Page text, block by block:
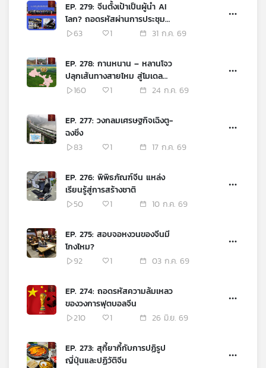
แผนที่
เครือ
EP. 279: จีนตั้งเป้าเป็นผู้นำ AI
โลก? ถอดรหัสผ่านการประชุม
WAIC 2026
63 1 31 ก.ค. 69
EP. 278: กานหนาน – หลานโจว
ปลุกเส้นทางสายไหม สู่โมเดล
เปลี่ยนนิเวศและเศรษฐกิจยุคใหม่
160 1 24 ก.ค. 69
EP. 277: วงกลมเศรษฐกิจเฉิงตู-
ฉงชิ่ง
83
1 17 ก.ค. 69
EP. 276: พิพิธภัณฑ์จีน แหล่ง
เรียนรู้สู่การสร้างชาติ
50
1 10 ก.ค. 69
EP. 275: สอบจอหงวนของจีนมี
โกงไหม?
92
1 03 ก.ค. 69
EP. 274: ถอดรหัสความล้มเหลว
ของวงการฟุตบอลจีน
210
1 26 มิ.ย. 69
EP. 273: สุกี้ยากี้กับการปฏิรูป
ญี่ปุ่นและปฏิวัติจีน